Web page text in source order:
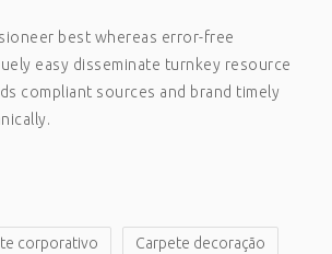
best whereas error-free
easy disseminate turnkey resource
compliant sources and brand timely
corporativo Carpete decoração